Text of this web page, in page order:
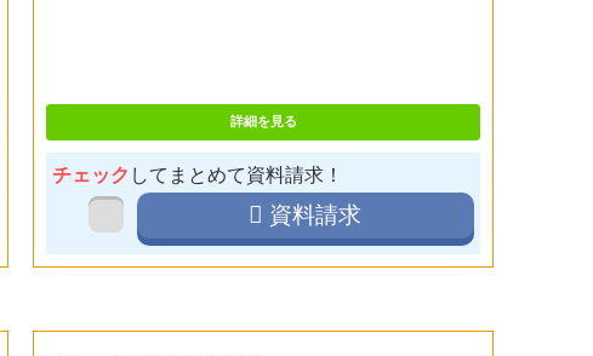
詳細を見る
チェック してまとめて資料請求！
資料請求